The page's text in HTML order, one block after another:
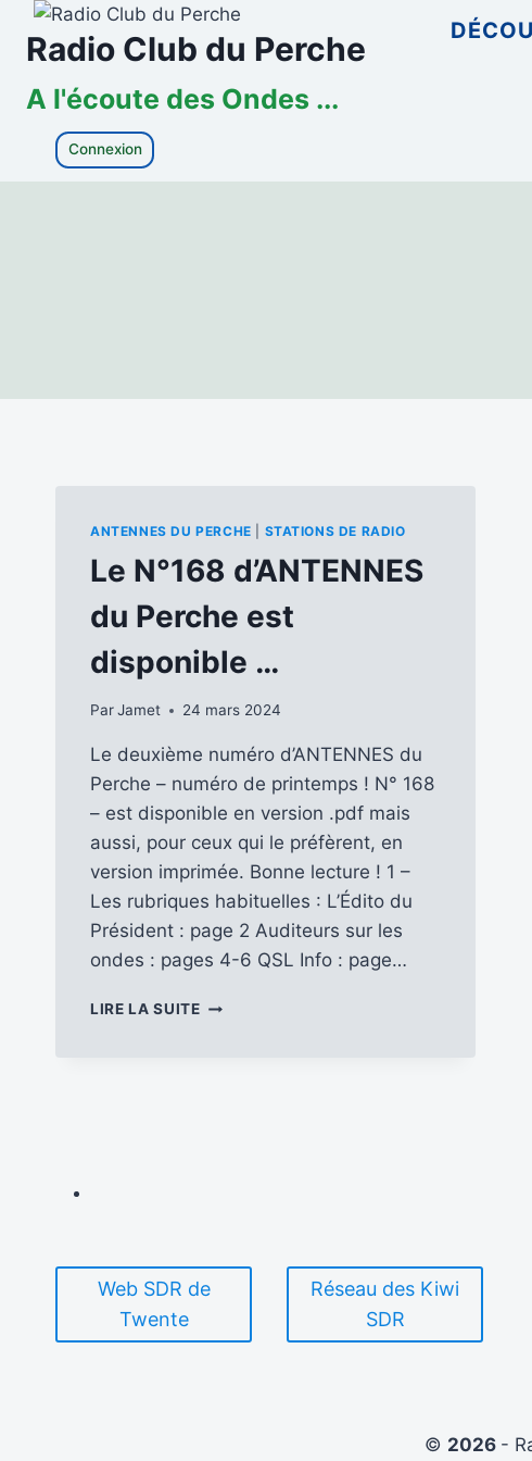
Aller
Radio Club du Perche
A l'écoute des Ondes ...
Connexion
ANTENNES DU PERCHE STATIONS DE RADIO
Le N°168 d’ANTENNES
du Perche est
disponible …
ParJamet 24 mars 2024
Le deuxième numéro d’ANTENNES du
Perche – numéro de printemps ! N° 168
– est disponible en version .pdf mais
aussi, pour ceux qui le préfèrent, en
version imprimée. Bonne lecture ! 1 –
Les rubriques habituelles : L’Édito du
Président : page 2 Auditeurs sur les
ondes : pages 4-6 QSL Info : page…
LIRE LA SUITELE
Web SDR de
Twente
Réseau des Kiwi
SDR
© 2026 -